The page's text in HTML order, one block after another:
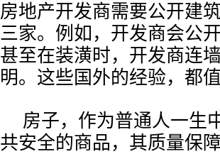
房地产开发商需要公开建
三家。例如，开发商会公
甚至在装潢时，开发商连
明。这些国外的经验，都
房子，作为普通人一生
共安全的商品，其质量保